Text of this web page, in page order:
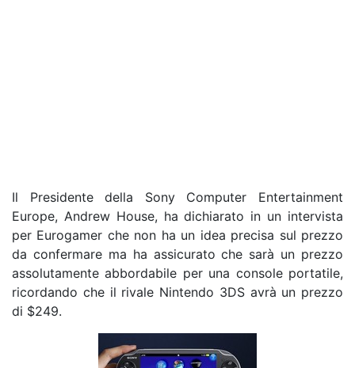
Il Presidente della Sony Computer Entertainment
Europe, Andrew House, ha dichiarato in un intervista
per Eurogamer che non ha un idea precisa sul prezzo
da confermare ma ha assicurato che sarà un prezzo
assolutamente abbordabile per una console portatile,
ricordando che il rivale Nintendo 3DS avrà un prezzo
di $249.